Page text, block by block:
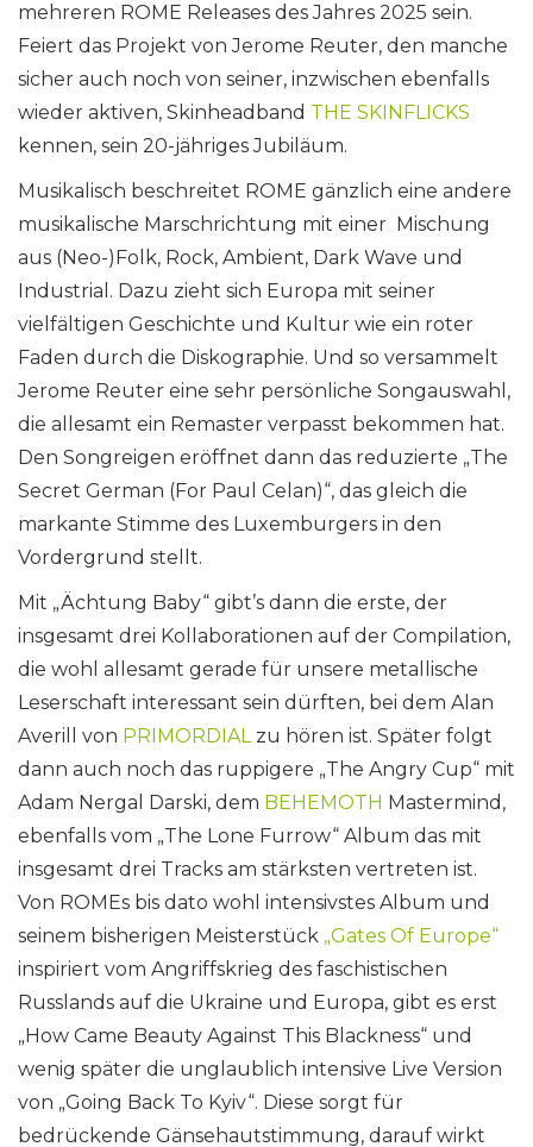
mehreren ROME Releases des Jahres 2025 sein.
Feiert das Projekt von Jerome Reuter, den manche
sicher auch noch von seiner, inzwischen ebenfalls
wieder aktiven, Skinheadband THE SKINFLICKS
kennen, sein 20-jähriges Jubiläum.
Musikalisch beschreitet ROME gänzlich eine andere
musikalische Marschrichtung mit einer Mischung
aus (Neo-)Folk, Rock, Ambient, Dark Wave und
Industrial. Dazu zieht sich Europa mit seiner
vielfältigen Geschichte und Kultur wie ein roter
Faden durch die Diskographie. Und so versammelt
Jerome Reuter eine sehr persönliche Songauswahl,
die allesamt ein Remaster verpasst bekommen hat.
Den Songreigen eröffnet dann das reduzierte „The
Secret German (For Paul Celan)“, das gleich die
markante Stimme des Luxemburgers in den
Vordergrund stellt.
Mit „Ächtung Baby“ gibt’s dann die erste, der
insgesamt drei Kollaborationen auf der Compilation,
die wohl allesamt gerade für unsere metallische
Leserschaft interessant sein dürften, bei dem Alan
Averill von PRIMORDIALzu hören ist. Später folgt
dann auch noch das ruppigere „The Angry Cup“ mit
Adam Nergal Darski, dem BEHEMOTH Mastermind,
ebenfalls vom „The Lone Furrow“ Album das mit
insgesamt drei Tracks am stärksten vertreten ist.
Von ROMEs bis dato wohl intensivstes Album und
seinem bisherigen Meisterstück „Gates Of Europe“
inspiriert vom Angriffskrieg des faschistischen
Russlands auf die Ukraine und Europa, gibt es erst
„How Came Beauty Against This Blackness“ und
wenig später die unglaublich intensive Live Version
von „Going Back To Kyiv“. Diese sorgt für
bedrückende Gänsehautstimmung, darauf wirkt